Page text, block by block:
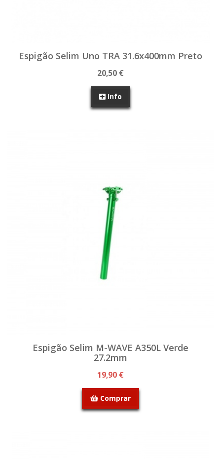
Espigão Selim Uno TRA 31.6x400mm Preto
20,50 €
Info
Espigão Selim M-WAVE A350L Verde
27.2mm
19,90 €
Comprar